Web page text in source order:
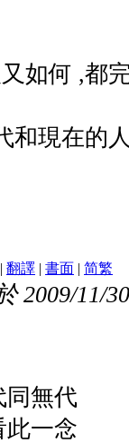
如何 ,都
和現在的
| 翻譯 | 書面 | 简繁
2009/11/
同無代
此一念